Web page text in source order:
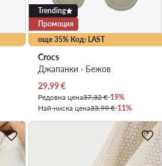
още 35% Код: LAST
Trending
Промоция
Crocs
Джапанки · Бежов
Актуална цена
29,99€
Редовна цена37,32 €-19%
Най-ниска цена33,99 €-11%